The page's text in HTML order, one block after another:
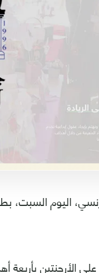
اليوم السبت،